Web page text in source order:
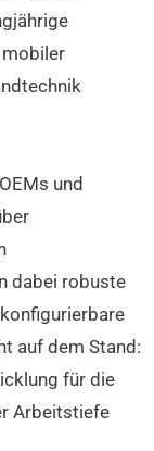
und
dabei robuste
auf dem Stand:
für die
Arbeitstiefe